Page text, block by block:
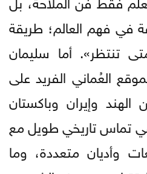
في فهم العالم؛ طريقة
تنتظر». أما سليمان
العُماني الفريد على
الهند وإيران وباكستان
تماس تاريخي طويل مع
وأديان متعددة، وما